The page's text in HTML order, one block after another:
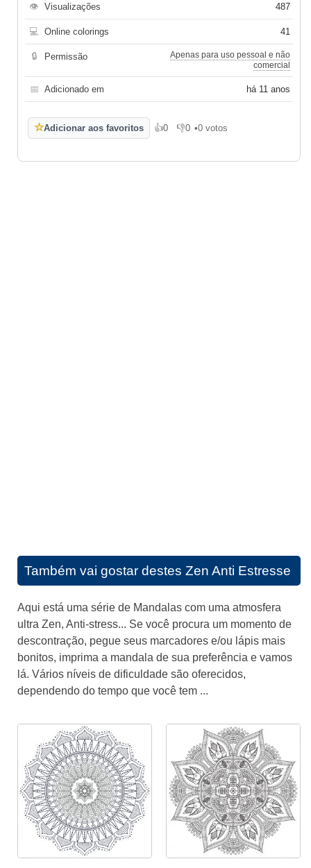
👁 Visualizações 487
💻 Online colorings 41
🔒 Permissão
Apenas para uso pessoal e não
comercial
📅 Adicionado em há 11 anos
☆Adicionar aos favoritos 👍0
Gosto👎0
Não gosto
•0 votos
Também vai gostar destes Zen Anti Estresse
Aqui está uma série de Mandalas com uma atmosfera
ultra Zen, Anti-stress... Se você procura um momento de
descontração, pegue seus marcadores e/ou lápis mais
bonitos, imprima a mandala de sua preferência e vamos
lá. Vários níveis de dificuldade são oferecidos,
dependendo do tempo que você tem ...